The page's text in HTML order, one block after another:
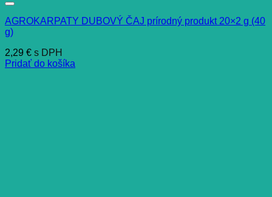
AGROKARPATY DUBOVÝ ČAJ prírodný produkt 20×2 g (40
g)
2,29 € s DPH
Pridať do košíka